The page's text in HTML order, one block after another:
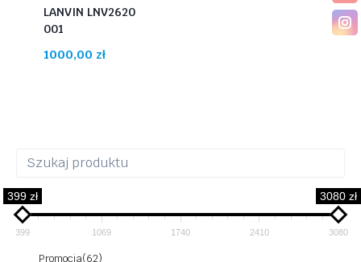
LANVIN LNV2620
001
1000,00 zł
399 zł 3080 zł
399 1069 1740 2410 3080
Promocja(62)